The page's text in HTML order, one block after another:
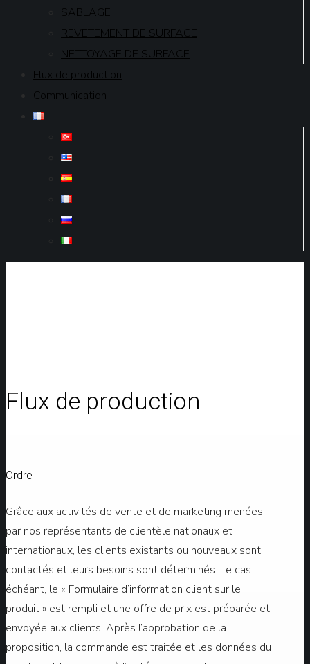
SABLAGE
REVETEMENT DE SURFACE
NETTOYAGE DE SURFACE
Flux de production
Communication
Flux de production
Ordre
Grâce aux activités de vente et de marketing menées
par nos représentants de clientèle nationaux et
internationaux, les clients existants ou nouveaux sont
contactés et leurs besoins sont déterminés. Le cas
échéant, le « Formulaire d’information client sur le
produit » est rempli et une offre de prix est préparée et
envoyée aux clients. Après l’approbation de la
proposition, la commande est traitée et les données du